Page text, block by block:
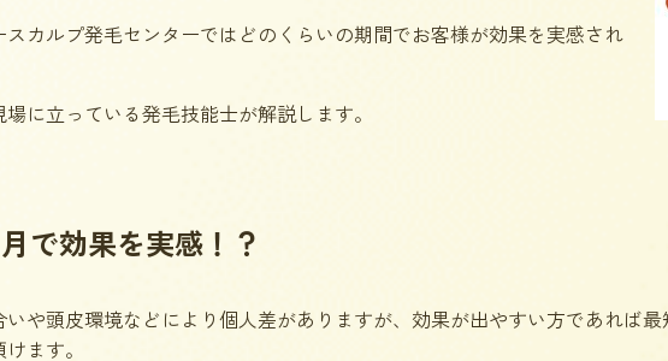
スカルプ発毛センターではどのくらいの期間でお客様が効果を実感され
に立っている発毛技能士が解説します。
で効果を実感！？
や頭皮環境などにより個人差がありますが、効果が出やすい方であれば最
ます。